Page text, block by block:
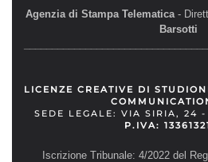
Agenzia di Stampa Telematica-
Barsotti
LICENZE CREATIVE DI
SEDE LEGALE: VIA SIRIA, 24
P.IVA:
Iscrizione Tribunale: 4/2022 del